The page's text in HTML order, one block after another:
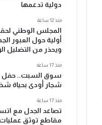
دولية تدعمها
منذ 12 ساعة
المجلس الوطني
أولية حول العبور
ويحذر من التضليل
منذ 17 ساعة
سوق السبت.. حفل
شجار أودى بحياة شخص
منذ 17 ساعة
تصاعد الجدل مع
مقاطع توثق